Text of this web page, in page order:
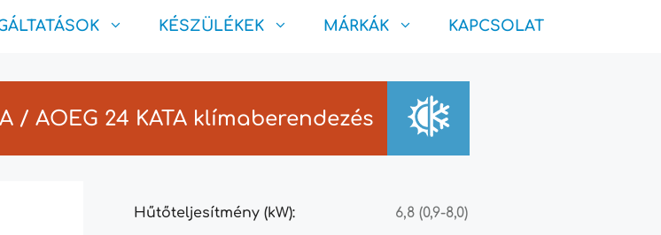
KÉSZÜLÉKEK MÁRKÁK KAPCSOLAT
/ AOEG 24 KATA klímaberendezés
Hűtőteljesítmény (kW): 6,8 (0,9-8,0)